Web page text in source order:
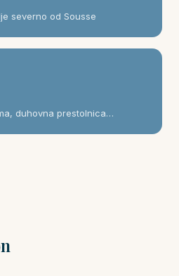
severno od Sousse
duhovna prestolnica…